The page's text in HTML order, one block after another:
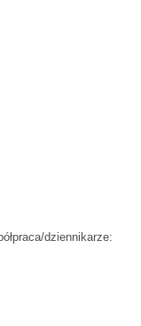
dziennikarze: